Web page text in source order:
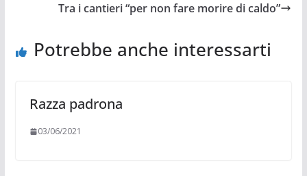
Tra i cantieri “per non fare morire di caldo”
Potrebbe anche interessarti
Razza padrona
03/06/2021